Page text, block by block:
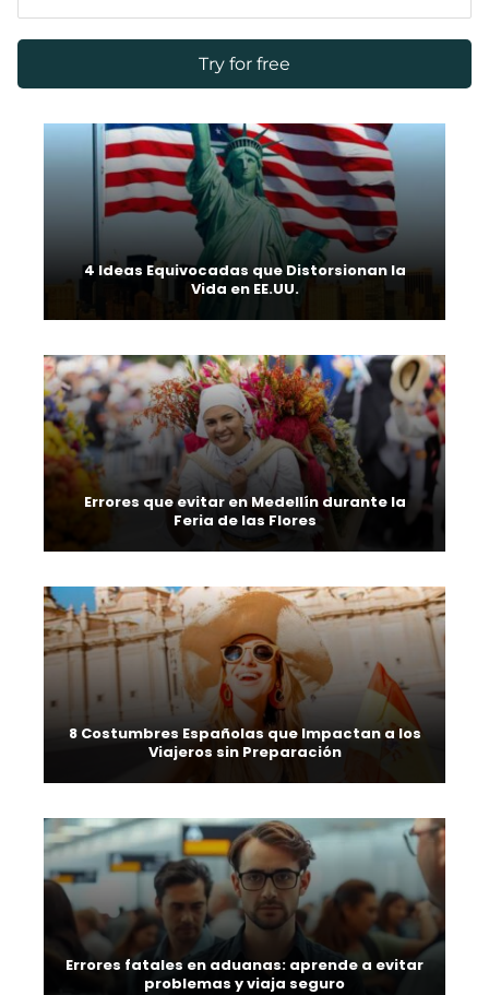
4 Ideas Equivocadas que Distorsionan la
Vida en EE.UU.
Errores que evitar en Medellín durante la
Feria de las Flores
8 Costumbres Españolas que Impactan a los
Viajeros sin Preparación
Errores fatales en aduanas: aprende a evitar
problemas y viaja seguro